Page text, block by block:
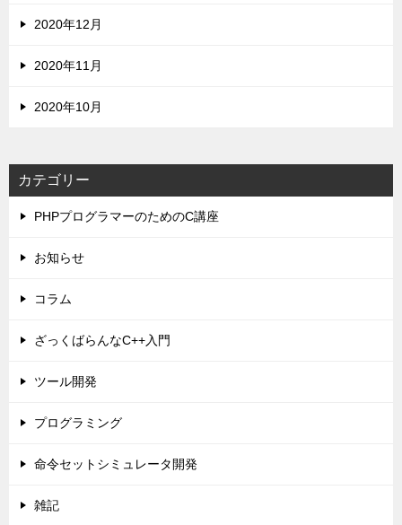
2020年12月
2020年11月
2020年10月
カテゴリー
PHPプログラマーのためのC講座
お知らせ
コラム
ざっくばらんなC++入門
ツール開発
プログラミング
命令セットシミュレータ開発
雑記